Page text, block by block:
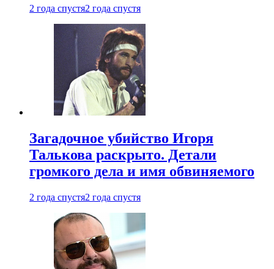
2 года спустя2 года спустя
Загадочное убийство Игоря
Талькова раскрыто. Детали
громкого дела и имя обвиняемого
2 года спустя2 года спустя